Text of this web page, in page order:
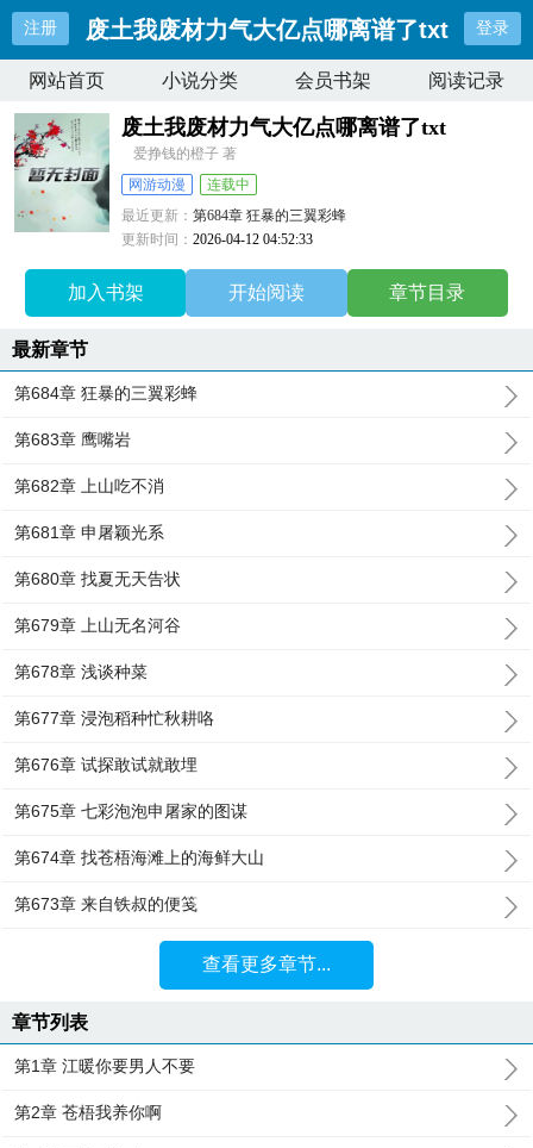
注册 废土我废材力气大亿点哪离谱了txt 登录
网站首页 小说分类 会员书架 阅读记录
废土我废材力气大亿点哪离谱了txt
爱挣钱的橙子 著
网游动漫
连载中
最近更新：第684章 狂暴的三翼彩蜂
更新时间：2026-04-12 04:52:33
加入书架 开始阅读 章节目录
最新章节
第684章 狂暴的三翼彩蜂
第683章 鹰嘴岩
第682章 上山吃不消
第681章 申屠颖光系
第680章 找夏无天告状
第679章 上山无名河谷
第678章 浅谈种菜
第677章 浸泡稻种忙秋耕咯
第676章 试探敢试就敢埋
第675章 七彩泡泡申屠家的图谋
第674章 找苍梧海滩上的海鲜大山
第673章 来自铁叔的便笺
查看更多章节...
章节列表
第1章 江暖你要男人不要
第2章 苍梧我养你啊